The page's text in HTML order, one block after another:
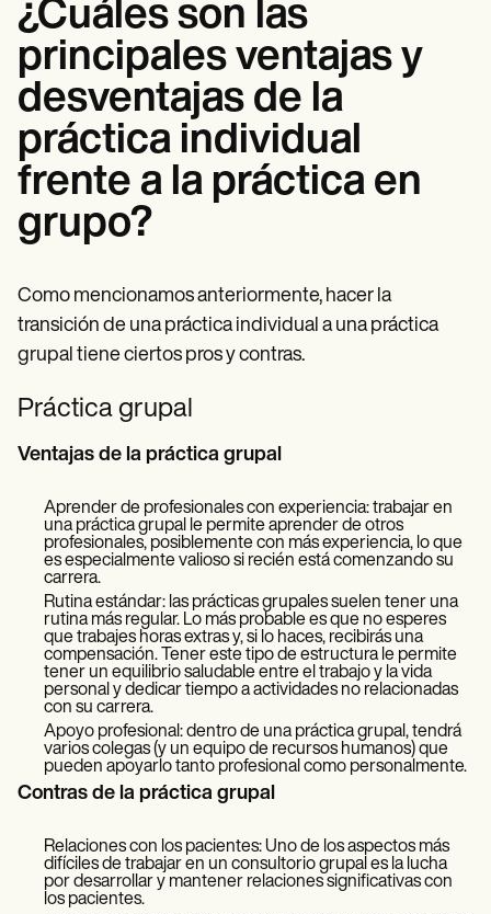
¿Cuáles son las
principales ventajas y
desventajas de la
práctica individual
frente a la práctica en
grupo?
Como mencionamos anteriormente, hacer la
transición de una práctica individual a una práctica
grupal tiene ciertos pros y contras.
Práctica grupal
Ventajas de la práctica grupal
Aprender de profesionales con experiencia: trabajar en
una práctica grupal le permite aprender de otros
profesionales, posiblemente con más experiencia, lo que
es especialmente valioso si recién está comenzando su
carrera.
Rutina estándar: las prácticas grupales suelen tener una
rutina más regular. Lo más probable es que no esperes
que trabajes horas extras y, si lo haces, recibirás una
compensación. Tener este tipo de estructura le permite
tener un equilibrio saludable entre el trabajo y la vida
personal y dedicar tiempo a actividades no relacionadas
con su carrera.
Apoyo profesional: dentro de una práctica grupal, tendrá
varios colegas (y un equipo de recursos humanos) que
pueden apoyarlo tanto profesional como personalmente.
Contras de la práctica grupal
Relaciones con los pacientes: Uno de los aspectos más
difíciles de trabajar en un consultorio grupal es la lucha
por desarrollar y mantener relaciones significativas con
los pacientes.